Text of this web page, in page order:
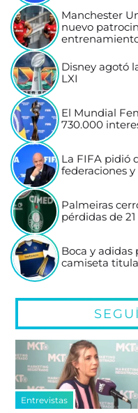
Manchester
nuevo
Disney agotó
LXI
El Mundial
730.000
La FIFA pidió
federaciones
Palmeiras
pérdidas de
Boca y adidas
camiseta
Entrevistas